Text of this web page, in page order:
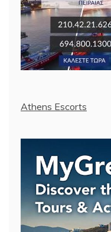
Athens Escorts